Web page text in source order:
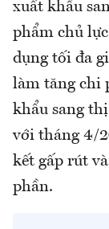
xuất khẩu
phẩm chủ
dụng tối đa
làm tăng chi
khẩu sang
với tháng 4/
kết gấp rút
phần.